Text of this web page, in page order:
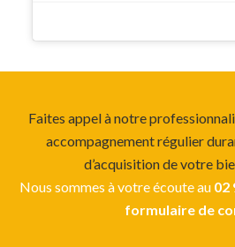
Faites appel à notre
accompagnement régulier
d’acquisition de votre
Nous sommes à votre écoute au 02
formulaire de